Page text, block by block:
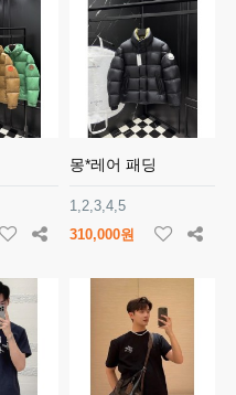
몽*레어 패딩
1,2,3,4,5
310,000원